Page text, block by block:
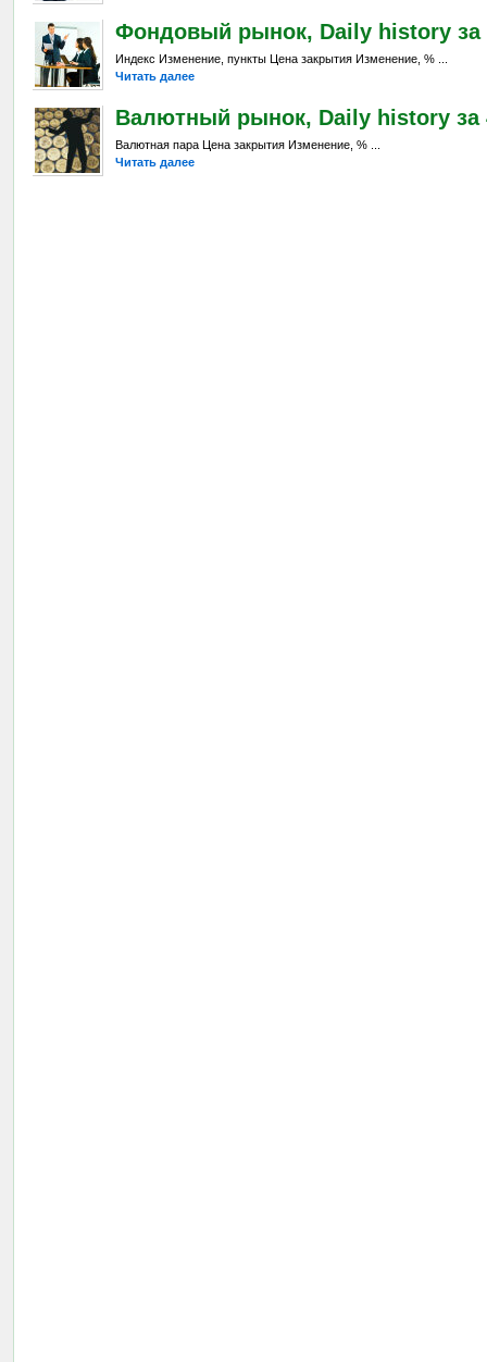
Фондовый рынок, Daily history за
Индекс Изменение, пункты Цена закрытия Изменение, % ...
Читать далее
Валютный рынок, Daily history за
Валютная пара Цена закрытия Изменение, % ...
Читать далее